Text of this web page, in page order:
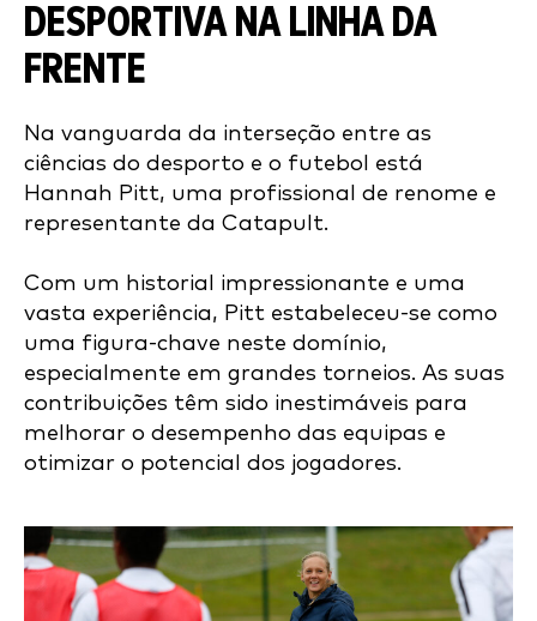
DESPORTIVA NA LINHA DA
FRENTE
Na vanguarda da interseção entre as
ciências do desporto e o futebol está
Hannah Pitt, uma profissional de renome e
representante da Catapult.
Com um historial impressionante e uma
vasta experiência, Pitt estabeleceu-se como
uma figura-chave neste domínio,
especialmente em grandes torneios. As suas
contribuições têm sido inestimáveis para
melhorar o desempenho das equipas e
otimizar o potencial dos jogadores.